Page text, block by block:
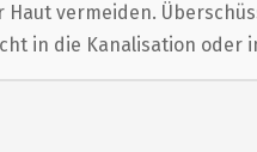
Haut vermeiden.
in die Kanalisation oder